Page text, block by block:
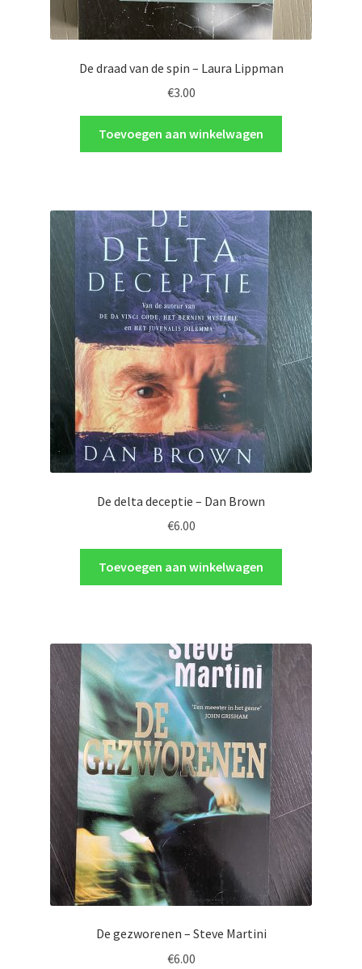
De draad van de spin – Laura Lippman
€3.00
Toevoegen aan winkelwagen
De delta deceptie – Dan Brown
€6.00
Toevoegen aan winkelwagen
De gezworenen – Steve Martini
€6.00